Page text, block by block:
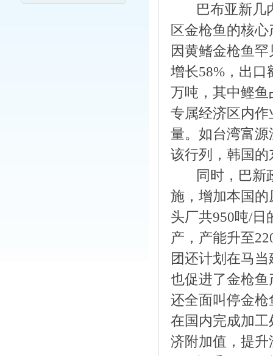
巴布亚新几内
区金枪鱼的核
因黄鳍金枪鱼
增长58%，出口
万吨，其中鲣鱼
专属经济区内
量。如台湾富
该行列，韩国
同时，巴新政
施，增加本国的
头厂共950吨/日
产，产能升至
团还计划在马
也促进了金枪
还全面叫停金
在国内完成加
济附加值，提